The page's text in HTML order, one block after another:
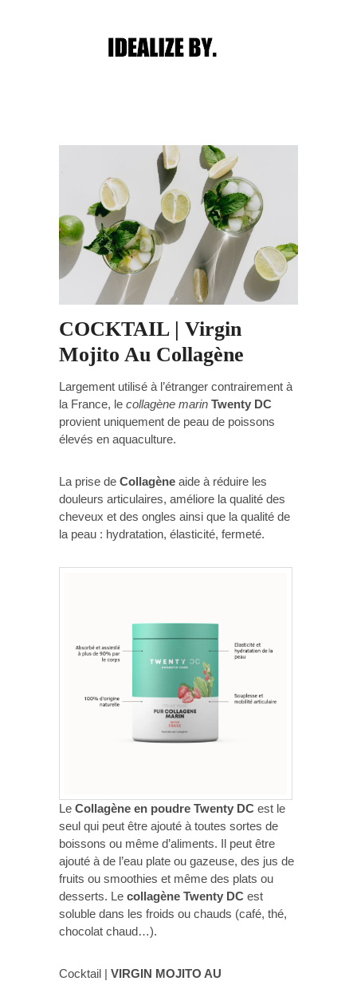
COCKTAIL | Virgin
Mojito Au Collagène
Largement utilisé à l’étranger contrairement à
la France, le collagène marin Twenty DC
provient uniquement de peau de poissons
élevés en aquaculture.
La prise de Collagène aide à réduire les
douleurs articulaires, améliore la qualité des
cheveux et des ongles ainsi que la qualité de
la peau : hydratation, élasticité, fermeté.
Le Collagène en poudre Twenty DC est le
seul qui peut être ajouté à toutes sortes de
boissons ou même d’aliments. Il peut être
ajouté à de l’eau plate ou gazeuse, des jus de
fruits ou smoothies et même des plats ou
desserts. Le collagène Twenty DC est
soluble dans les froids ou chauds (café, thé,
chocolat chaud…).
Cocktail | VIRGIN MOJITO AU